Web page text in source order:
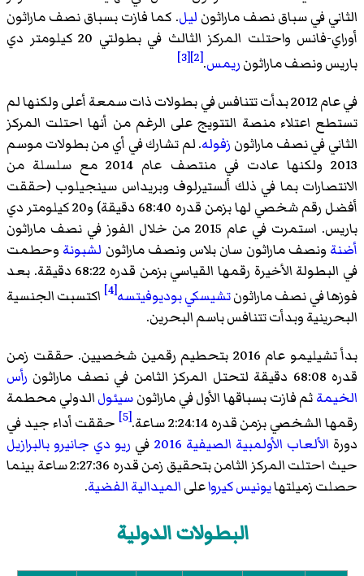
الثاني في سباق نصف ماراثون ليل. كما فازت بسباق نصف ماراثون
أوراي-فانس واحتلت المركز الثالث في بطولتي 20 كيلومتر دي
باريس ونصف ماراثونريمس.
[2]
[3]
في عام 2012 بدأت تتنافس في بطولات ذات سمعة أعلى ولكنها لم
تستطع اعتلاء منصة التتويج على الرغم من أنها احتلت المركز
الثاني في نصف ماراثون زفوله. لم تشارك في أي من بطولات موسم
2013 ولكنها عادت في منتصف عام 2014 مع سلسلة من
الانتصارات بما في ذلك ألستيرلوف وبريداس سينجيلوب (حققت
أفضل رقم شخصي لها بزمن قدره 68:40 دقيقة) و20 كيلومتر دي
باريس. استمرت في عام 2015 من خلال الفوز في نصف ماراثون
أضنة ونصف ماراثون سان بلاس ونصف ماراثون لشبونة وحطمت
في البطولة الأخيرة رقمها القياسي بزمن قدره 68:22 دقيقة. بعد
فوزها في نصف ماراثونتشيسكي بوديوفيتسه[4]
اكتسبت الجنسية
البحرينية وبدأت تتنافس باسم البحرين.
بدأ تشيليمو عام 2016 بتحطيم رقمين شخصيين. حققت زمن
قدره 68:08 دقيقة لتحتل المركز الثامن في نصف ماراثون
رأس
الخيمةثم فازت بسباقها الأول في ماراثونسيئولالدولي محطمة
رقمها الشخصي بزمن قدره 2:24:14 ساعة.
[5]
حققت أداء جيد في
دورة الألعاب الأولمبية الصيفية 2016 في ريو دي جانيرو بالبرازيل
حيث احتلت المركز الثامن بتحقيق زمن قدره 2:27:36 ساعة بينما
حصلت زميلتهايونيس كيرواعلىالميدالية الفضية.
البطولات الدولية